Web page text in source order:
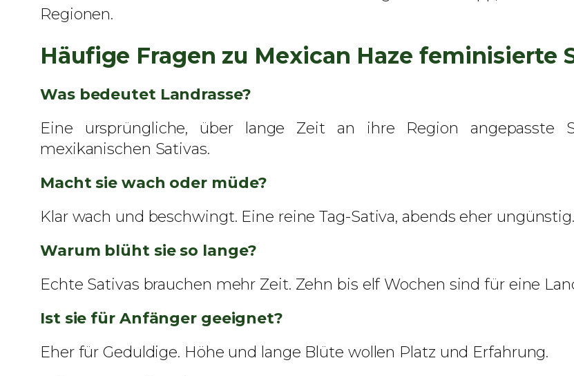
Regionen.
Häufige Fragen zu Mexican Haze feminisierte
Was bedeutet Landrasse?
Eine ursprüngliche, über lange Zeit an ihre Region angepasste
mexikanischen Sativas.
Macht sie wach oder müde?
Klar wach und beschwingt. Eine reine Tag-Sativa, abends eher ungünstig.
Warum blüht sie so lange?
Echte Sativas brauchen mehr Zeit. Zehn bis elf Wochen sind für eine
Ist sie für Anfänger geeignet?
Eher für Geduldige. Höhe und lange Blüte wollen Platz und Erfahrung.